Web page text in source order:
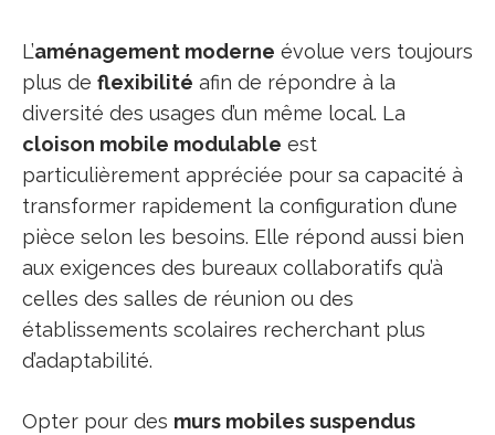
L’aménagement moderne évolue vers toujours
plus de flexibilité afin de répondre à la
diversité des usages d’un même local. La
cloison mobile modulable est
particulièrement appréciée pour sa capacité à
transformer rapidement la configuration d’une
pièce selon les besoins. Elle répond aussi bien
aux exigences des bureaux collaboratifs qu’à
celles des salles de réunion ou des
établissements scolaires recherchant plus
d’adaptabilité.
Opter pour des murs mobiles suspendus